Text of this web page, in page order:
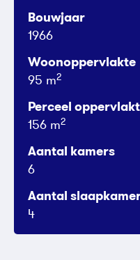
Bouwjaar
1966
Woonoppervlakte
95 m2
Perceel
156 m2
Aantal kamers
6
Aantal
4